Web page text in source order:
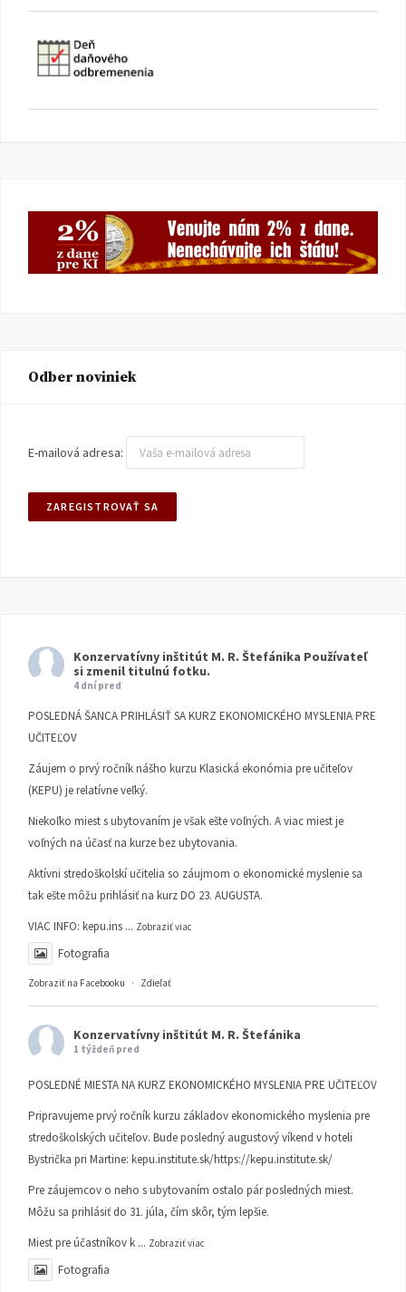
Odber noviniek
E-mailová adresa:
Konzervatívny inštitút M. R. Štefánika Používateľ
si zmenil titulnú fotku.
4 dní pred
POSLEDNÁ ŠANCA PRIHLÁSIŤ SA KURZ EKONOMICKÉHO MYSLENIA PRE
UČITEĽOV
Záujem o prvý ročník nášho kurzu Klasická ekonómia pre učiteľov
(KEPU) je relatívne veľký.
Niekoľko miest s ubytovaním je však ešte voľných. A viac miest je
voľných na účasť na kurze bez ubytovania.
Aktívni stredoškolskí učitelia so záujmom o ekonomické myslenie sa
tak ešte môžu prihlásiť na kurz DO 23. AUGUSTA.
VIAC INFO: kepu.ins ... Zobraziť viac
Fotografia
Zobraziť na Facebooku · Zdieľať
Konzervatívny inštitút M. R. Štefánika
1 týždeň pred
POSLEDNÉ MIESTA NA KURZ EKONOMICKÉHO MYSLENIA PRE UČITEĽOV
Pripravujeme prvý ročník kurzu základov ekonomického myslenia pre
stredoškolských učiteľov. Bude posledný augustový víkend v hoteli
Bystrička pri Martine: kepu.institute.sk/https://kepu.institute.sk/
Pre záujemcov o neho s ubytovaním ostalo pár posledných miest.
Môžu sa prihlásiť do 31. júla, čím skôr, tým lepšie.
Miest pre účastníkov k ... Zobraziť viac
Fotografia